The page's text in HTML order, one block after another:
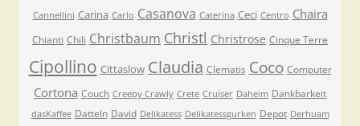
Cannellini Carina Carlo Casanova Caterina Ceci Centro Chaira
Chianti Chili Christbaum Christl Christrose Cinque Terre
Cipollino Cittaslow Claudia Clematis Coco Computer
Cortona Couch Creepy Crawly Crete Cruiser Daheim Dankbarkeit
dasKaffee Datteln David Delikatess Delikatessgurken Depot Derhuam